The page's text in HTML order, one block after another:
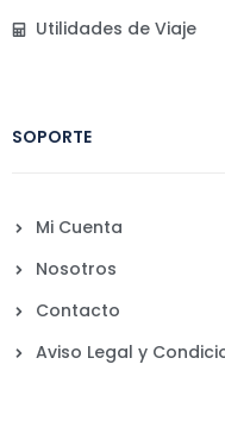
Utilidades de Viaje
SOPORTE
Mi Cuenta
Nosotros
Contacto
Aviso Legal y